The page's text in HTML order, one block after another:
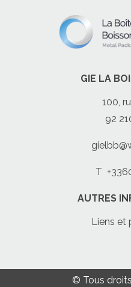
GIE LA
100,
92
T
AUTRES
Liens et
© Tous